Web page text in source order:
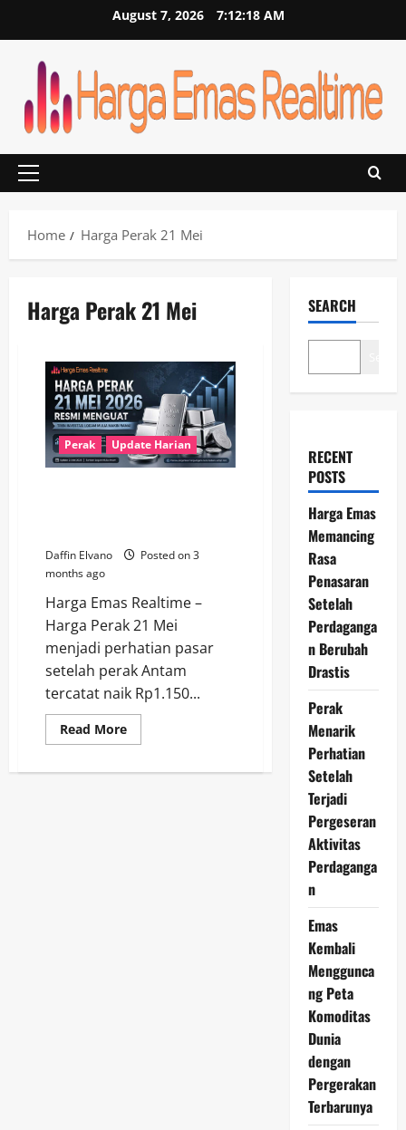
August 7, 2026 7:12:18 AM
Primary
Home
Harga Perak 21 Mei
Harga Perak 21 Mei
Perak Update Harian
Daffin Elvano
Posted on 3
months ago
Harga Emas Realtime –
Harga Perak 21 Mei
menjadi perhatian pasar
setelah perak Antam
tercatat naik Rp1.150...
Read MoreRead
more
Perak
SEARCH
RECENT
POSTS
Harga Emas
Memancing
Rasa
Penasaran
Setelah
Perdaganga
n Berubah
Drastis
Perak
Menarik
Perhatian
Setelah
Terjadi
Pergeseran
Aktivitas
Perdaganga
n
Emas
Kembali
Menggunca
ng Peta
Komoditas
Dunia
dengan
Pergerakan
Terbarunya